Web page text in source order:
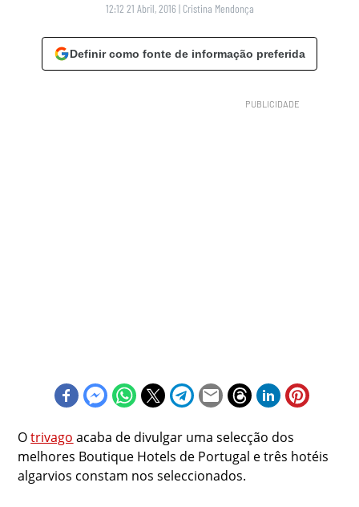
12:12 21 Abril, 2016 | Cristina Mendonça
Definir como fonte de informação preferida
Otrivago acaba de divulgar uma selecção dos
melhores Boutique Hotels de Portugal e três hotéis
algarvios constam nos seleccionados.